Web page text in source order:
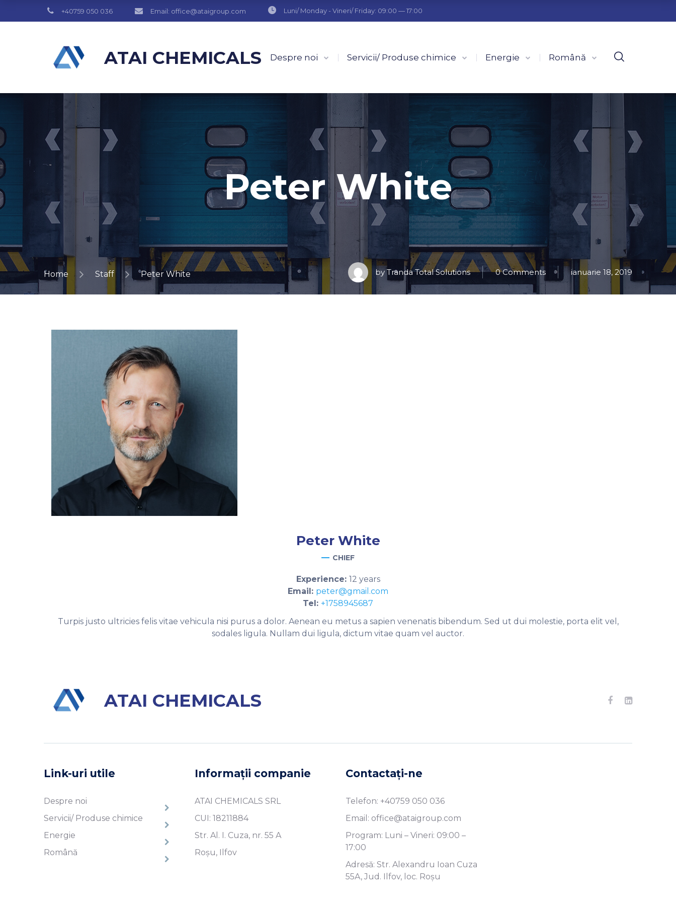
+40759 050 036 Email: office@ataigroup.com Luni/ Monday - Vineri/ Friday: 09:00 — 17:00
ATAI CHEMICALS Despre noi Servicii/ Produse chimice Energie Română
Peter White
Home Staff Peter White byTranda Total Solutions 0 Comments ianuarie 18, 2019
PeterWhite
CHIEF
Experience: 12 years
Email: peter@gmail.com
Tel: +1758945687
Turpis justo ultricies felis vitae vehicula nisi purus a dolor. Aenean eu metus a sapien venenatis bibendum. Sed ut dui molestie, porta elit vel,
sodales ligula. Nullam dui ligula, dictum vitae quam vel auctor.
ATAI CHEMICALS
Link-uri utile
Despre noi
Servicii/ Produse chimice
Energie
Română
Informații companie
ATAI CHEMICALS SRL
CUI: 18211884
Str. Al. I. Cuza, nr. 55 A
Roșu, Ilfov
Contactați-ne
Telefon: +40759 050 036
Email: office@ataigroup.com
Program: Luni – Vineri: 09:00 –
17:00
Adresă: Str. Alexandru Ioan Cuza
55A, Jud. Ilfov, loc. Roșu